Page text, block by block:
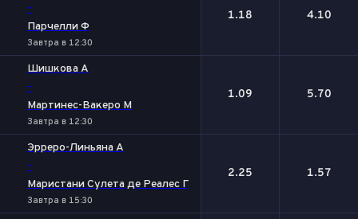
-
Парчелли Ф
Завтра в 12:30
1.18 4.10
Шишкова А
-
Мартинес-Вакеро М
Завтра в 12:30
1.09 5.70
Эрреро-Линьяна А
-
Маристани Сулета де Реалес Г
Завтра в 15:30
2.25 1.57